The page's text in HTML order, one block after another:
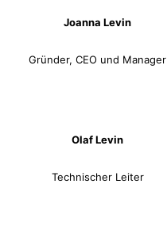
Joanna Levin
Gründer, CEO und Manager
Olaf Levin
Technischer Leiter